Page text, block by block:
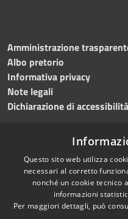
Amministrazione
Albo pretorio
Informativa privacy
Note legali
Dichiarazione di accessibilità
RSS
Accessibilità
Cookie
Questo sito web utilizza
necessari al corretto
nonché un cookie tecnico
informazioni
Per maggiori dettagli, può